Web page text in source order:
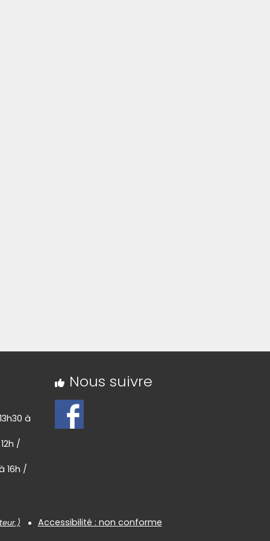
à
/
16h /
Nous suivre
Accessibilité : non conforme